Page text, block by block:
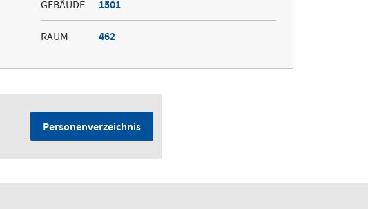
GEBÄUDE 1501
RAUM 462
Personenverzeichnis